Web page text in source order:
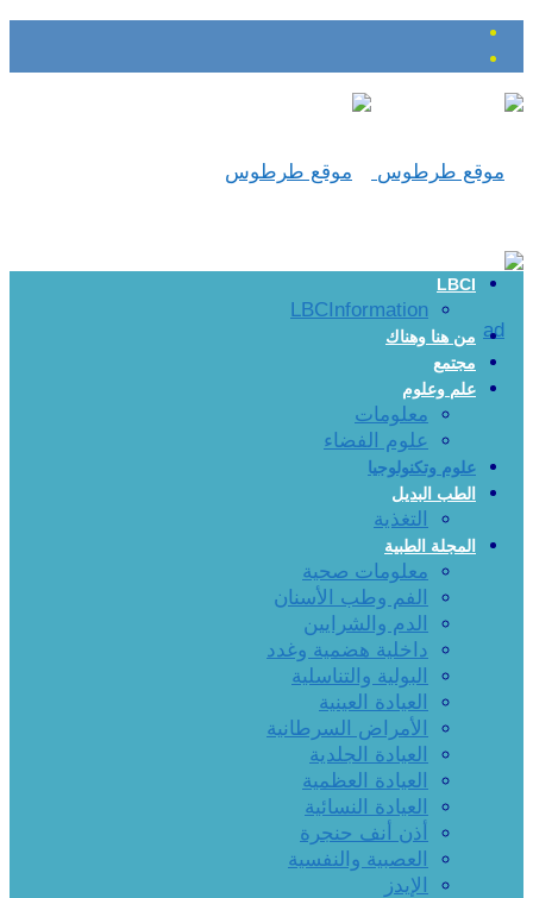
LBCI
LBCInformation
من هنا وهناك
مجتمع
علم وعلوم
معلومات
علوم الفضاء
علوم وتكنولوجيا
الطب البديل
التغذية
المجلة الطبية
معلومات صحية
الفم وطب الأسنان
الدم والشرايين
داخلية هضمية وغدد
البولية والتناسلية
العيادة العينية
الأمراض السرطانية
العيادة الجلدية
العيادة العظمية
العيادة النسائية
أذن أنف حنجرة
العصبية والنفسية
الإيدز